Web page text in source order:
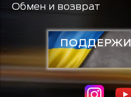
Обмен и возврат